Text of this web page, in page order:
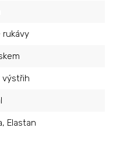
rukávy
výstřih
Elastan